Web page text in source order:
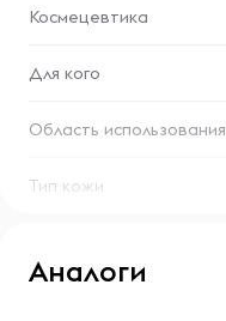
Космецевтика
Для кого
Область использования
Тип кожи
Аналоги